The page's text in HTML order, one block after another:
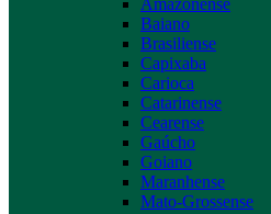
Baiano
Brasiliense
Capixaba
Carioca
Catarinense
Cearense
Gaúcho
Goiano
Maranhense
Mato-Grossense